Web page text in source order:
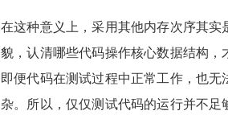
在这种意义上，采用其他内存次序其
貌，认清哪些代码操作核心数据结构，
即便代码在测试过程中正常工作，也
杂。所以，仅仅测试代码的运行并不